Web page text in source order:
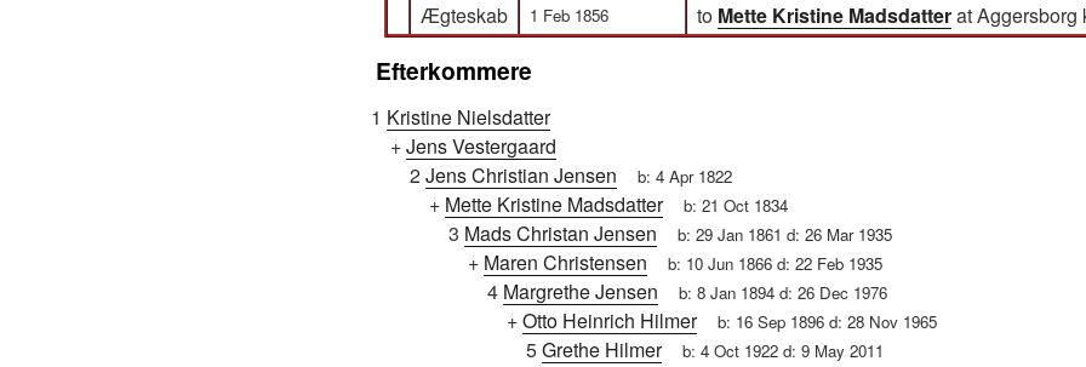
Ægteskab
1 Feb 1856 to Mette Kristine Madsdatterat Aggersborg
Efterkommere
1 Kristine Nielsdatter
+Jens Vestergaard
2Jens Christian Jensen b:4 Apr 1822
+ Mette Kristine Madsdatter b:21 Oct 1834
3 Mads Christan Jensen b:29 Jan 1861 d:26 Mar 1935
+ Maren Christensen b: 10 Jun 1866 d:22 Feb 1935
4 Margrethe Jensen b:8 Jan 1894 d:26 Dec 1976
+Otto Heinrich Hilmer b: 16 Sep 1896 d:28 Nov 1965
5Grethe Hilmer b:4 Oct 1922 d:9 May 2011